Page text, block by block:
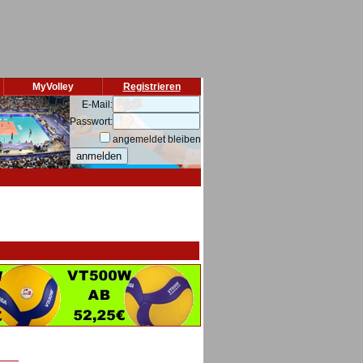
Registrieren
MyVolley
E-Mail:
Passwort:
angemeldet bleiben